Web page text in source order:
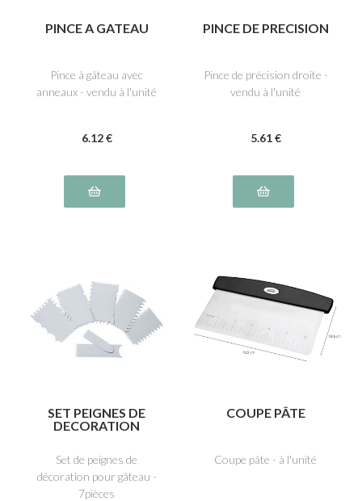
PINCE A GATEAU
Pince à gâteau avec
anneaux - vendu à l'unité
6.12 €
PINCE DE PRECISION
Pince de précision droite -
vendu à l'unité
5.61 €
SET PEIGNES DE
DECORATION
Set de peignes de
décoration pour gâteau -
7pièces
COUPE PÂTE
Coupe pâte - à l'unité